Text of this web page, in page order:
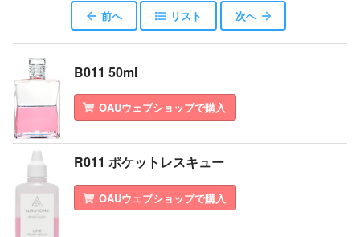
前へ リスト 次へ
B011 50ml
OAUウェブショップで購入
R011 ポケットレスキュー
OAUウェブショップで購入